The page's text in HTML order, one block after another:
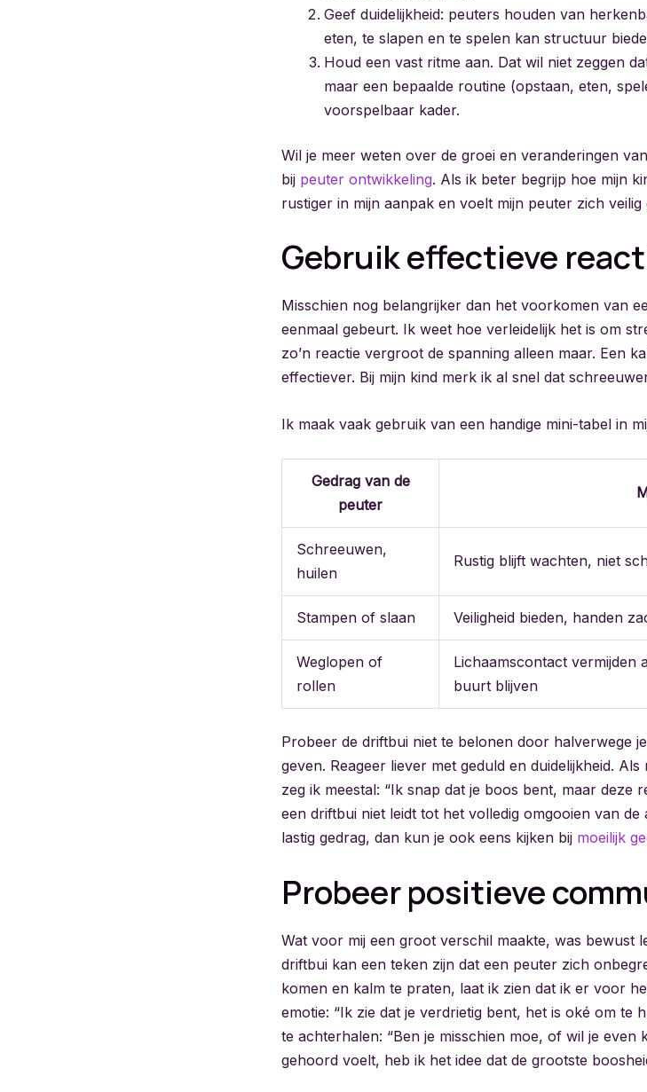
Geef duidelijkheid: peuters houden van
eten, te slapen en te spelen kan structuur
Houd een vast ritme aan. Dat wil niet zeggen
maar een bepaalde routine (opstaan, eten,
voorspelbaar kader.
Wil je meer weten over de groei en veranderingen
bij peuter ontwikkeling. Als ik beter begrijp hoe mijn
rustiger in mijn aanpak en voelt mijn peuter zich
Gebruik effectieve
Misschien nog belangrijker dan het voorkomen van
eenmaal gebeurt. Ik weet hoe verleidelijk het is om
zo’n reactie vergroot de spanning alleen maar. Een
effectiever. Bij mijn kind merk ik al snel dat
Ik maak vaak gebruik van een handige mini-tabel in
Gedrag van de
peuter
Schreeuwen,
huilen
Rustig blijft wachten, niet
Stampen of slaan Veiligheid bieden, handen
Weglopen of
rollen
Lichaamscontact vermijden
buurt blijven
Probeer de driftbui niet te belonen door halverwege
geven. Reageer liever met geduld en duidelijkheid.
zeg ik meestal: “Ik snap dat je boos bent, maar deze
een driftbui niet leidt tot het volledig omgooien van
lastig gedrag, dan kun je ook eens kijken bij moeilijk
Probeer positieve
Wat voor mij een groot verschil maakte, was bewust
driftbui kan een teken zijn dat een peuter zich
komen en kalm te praten, laat ik zien dat ik er voor
emotie: “Ik zie dat je verdrietig bent, het is oké om te
te achterhalen: “Ben je misschien moe, of wil je even
gehoord voelt, heb ik het idee dat de grootste